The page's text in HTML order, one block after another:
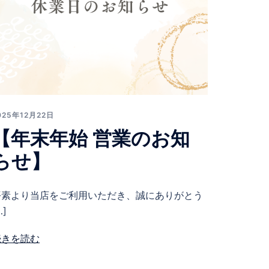
年12月22日
年末年始 営業のお知
せ】
より当店をご利用いただき、誠にありがとう
を読む